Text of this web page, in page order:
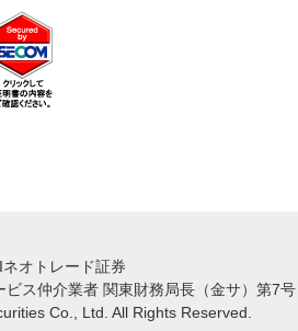
オトレード証券
ス仲介業者 関東財務局長（金サ）第7
Co., Ltd. All Rights Reserved.